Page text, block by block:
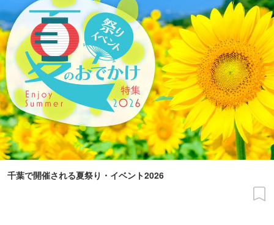
千葉で開催される夏祭り・イベント2026